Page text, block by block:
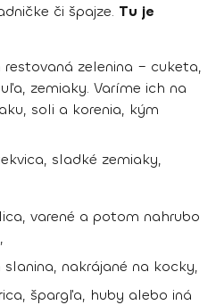
či špajze. Tu je
zelenina – cuketa,
zemiaky. Varíme ich na
soli a korenia, kým
sladké zemiaky,
varené a potom nahrubo
nakrájané na kocky,
špargľa, huby alebo iná